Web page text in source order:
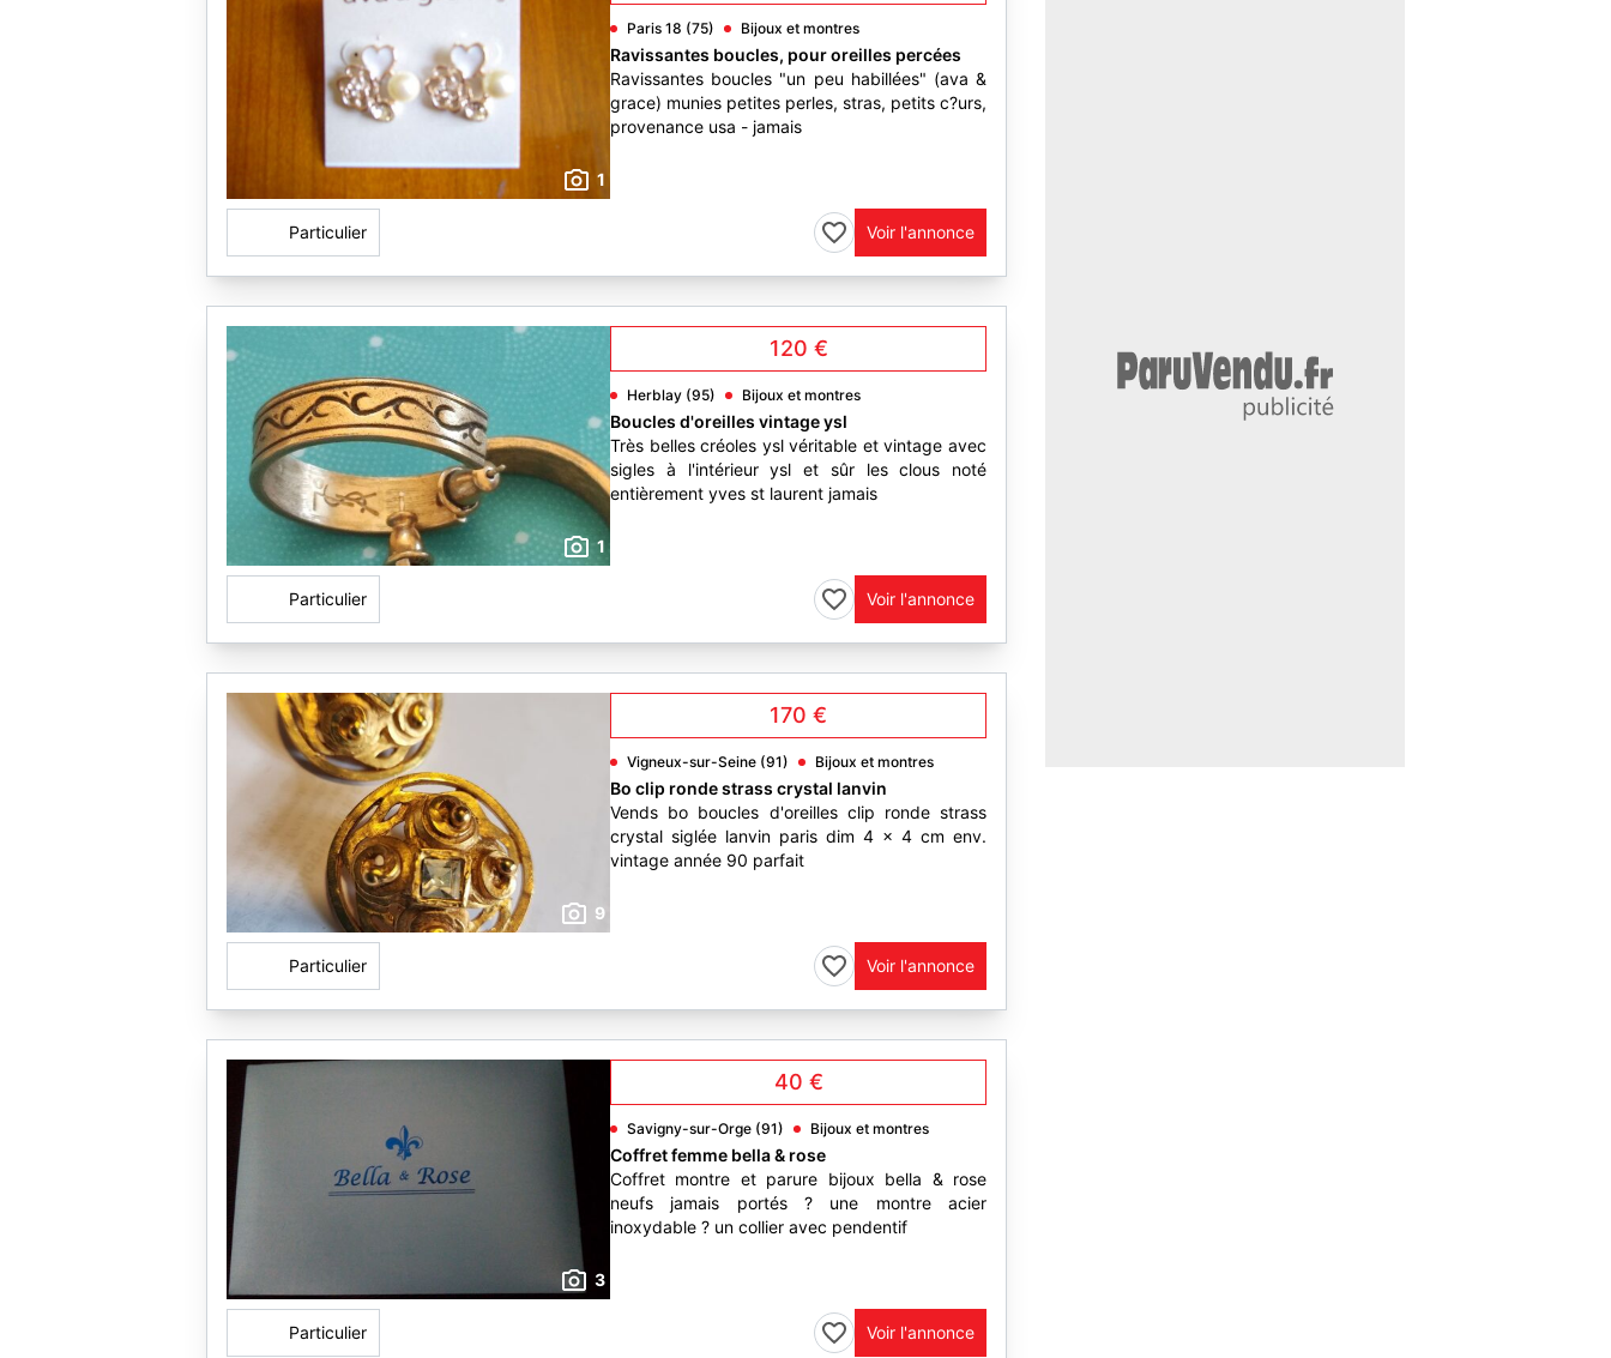
1
Paris 18 (75) Bijoux et montres
Ravissantes boucles, pour oreilles percées
Ravissantes boucles "un peu habillées" (ava &
grace) munies petites perles, stras, petits c?urs,
provenance usa - jamais
Particulier Voir l'annonce
1
120 €
Herblay (95) Bijoux et montres
Boucles d'oreilles vintage ysl
Très belles créoles ysl véritable et vintage avec
sigles à l'intérieur ysl et sûr les clous noté
entièrement yves st laurent jamais
Particulier Voir l'annonce
9
170 €
Vigneux-sur-Seine (91) Bijoux et montres
Bo clip ronde strass crystal lanvin
Vends bo boucles d'oreilles clip ronde strass
crystal siglée lanvin paris dim 4 x 4 cm env.
vintage année 90 parfait
Particulier Voir l'annonce
3
40 €
Savigny-sur-Orge (91) Bijoux et montres
Coffret femme bella & rose
Coffret montre et parure bijoux bella & rose
neufs jamais portés ? une montre acier
inoxydable ? un collier avec pendentif
Particulier Voir l'annonce